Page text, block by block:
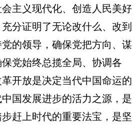
主义现代化、创造人民美好
分证明了无论改什么、改到
的领导，确保党把方向、谋
党始终总揽全局、协调各
开放是决定当代中国命运的
国发展进步的活力之源，是
赶上时代的重要法宝，是坚